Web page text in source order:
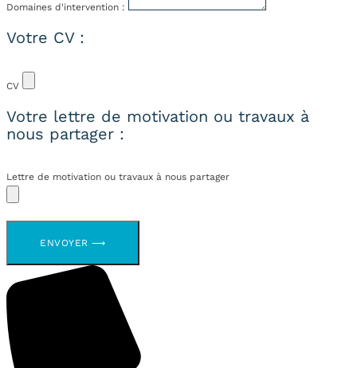
Domaines d'intervention :
Votre CV :
CV
Votre lettre de motivation ou travaux à
nous partager :
Lettre de motivation ou travaux à nous partager
ENVOYER ⟶